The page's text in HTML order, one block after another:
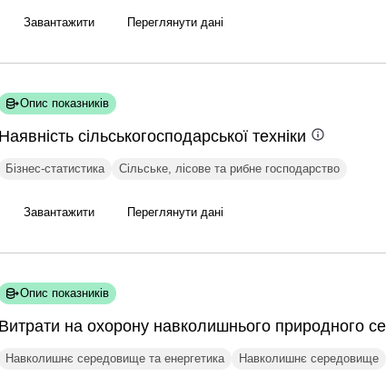
Завантажити Переглянути дані
Опис показників
Наявність сільськогосподарськоїтехніки
Бізнес-статистика Сільське, лісове та рибне господарство
Завантажити Переглянути дані
Опис показників
Витрати на охорону навколишнього природного
Навколишнє середовище та енергетика Навколишнє середовище